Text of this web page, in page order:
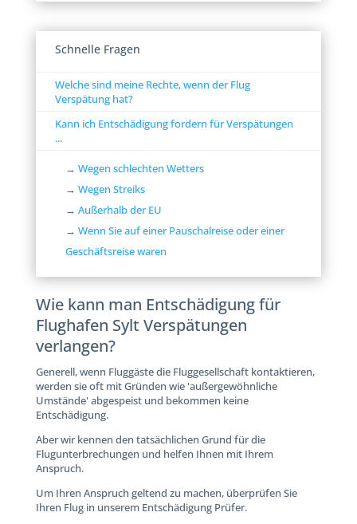
Schnelle Fragen
Welche sind meine Rechte, wenn der Flug
Verspätung hat?
Kann ich Entschädigung fordern für Verspätungen
...
→ Wegen schlechten Wetters
→ Wegen Streiks
→ Außerhalb der EU
→ Wenn Sie auf einer Pauschalreise oder einer
Geschäftsreise waren
Wie kann man Entschädigung für
Flughafen Sylt Verspätungen
verlangen?
Generell, wenn Fluggäste die Fluggesellschaft kontaktieren,
werden sie oft mit Gründen wie 'außergewöhnliche
Umstände' abgespeist und bekommen keine
Entschädigung.
Aber wir kennen den tatsächlichen Grund für die
Flugunterbrechungen und helfen Ihnen mit Ihrem
Anspruch.
Um Ihren Anspruch geltend zu machen, überprüfen Sie
Ihren Flug in unserem Entschädigung Prüfer.